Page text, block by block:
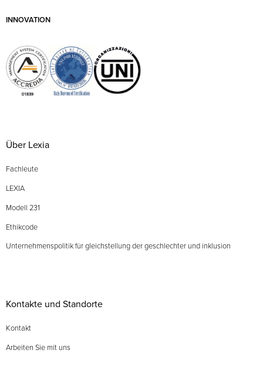
INNOVATION
Über Lexia
Fachleute
LEXIA
Modell 231
Ethikcode
Unternehmenspolitik für gleichstellung der geschlechter und inklusion
Kontakte und Standorte
Kontakt
Arbeiten Sie mit uns